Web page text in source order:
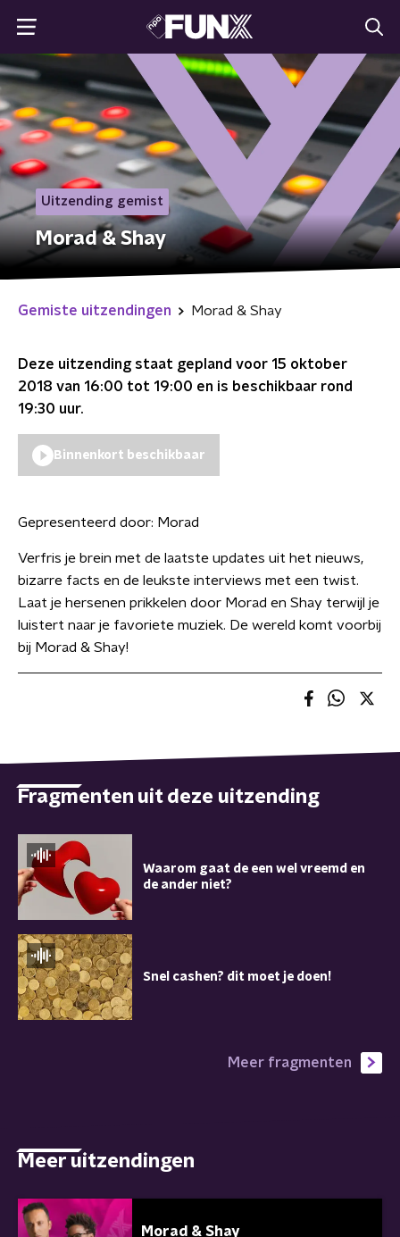
Uitzending gemist
Morad & Shay
Gemiste uitzendingen Morad & Shay
Deze uitzending staat gepland voor 15 oktober
2018 van 16:00 tot 19:00 en is beschikbaar rond
19:30 uur.
Binnenkort beschikbaar
Gepresenteerd door: Morad
Verfris je brein met de laatste updates uit het nieuws,
bizarre facts en de leukste interviews met een twist.
Laat je hersenen prikkelen door Morad en Shay terwijl je
luistert naar je favoriete muziek. De wereld komt voorbij
bij Morad & Shay!
Fragmenten uit deze uitzending
Waarom gaat de een wel vreemd en
de ander niet?
Snel cashen? dit moet je doen!
Meer fragmenten
Meer uitzendingen
Morad & Shay